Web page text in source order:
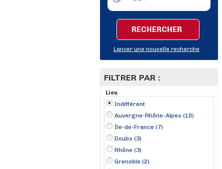
RECHERCHER
Lancer une nouvelle recherche
FILTRER PAR :
Lieu
Indifférent
Auvergne-Rhône-Alpes (10)
Île-de-France (7)
Doubs (3)
Rhône (3)
Grenoble (2)